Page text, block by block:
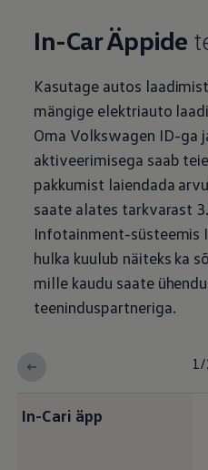
In-Car Äppide
Kasutage autos
mängige elektriauto
Oma Volkswagen ID-ga
aktiveerimisega saab
pakkumist laiendada
saate alates tarkvarast
Infotainment-süsteemis
hulka kuulub näiteks ka
mille kaudu saate
teeninduspartneriga.
1 /
In-Cari äpp